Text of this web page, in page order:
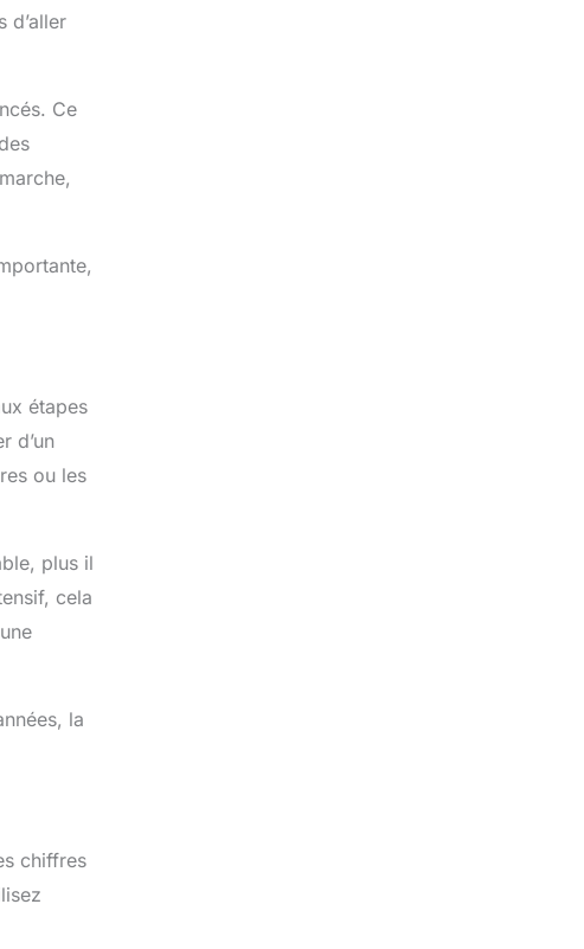
d’aller
Ce
étapes
d’un
ou les
plus il
cela
la
chiffres